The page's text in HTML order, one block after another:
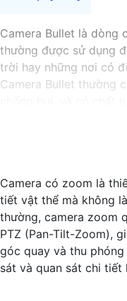
Camera Bullet là dòng
thường được sử dụng
trời hay những nơi có
Camera Bullet thường
pháp hiệu quả để bảo
Camera có zoom là
tiết vật thể mà không
thường, camera zoom
PTZ (Pan-Tilt-Zoom),
góc quay và thu
sát và quan sát chi tiết